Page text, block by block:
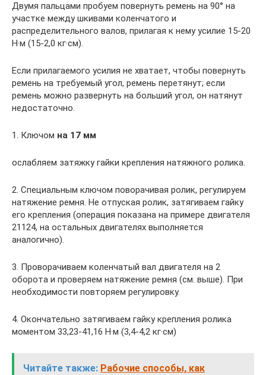
Двумя пальцами пробуем повернуть ремень на 90° на
участке между шкивами коленчатого и
распределительного валов, прилагая к нему усилие 15-20
Н·м (15-2,0 кг·см).
Если прилагаемого усилия не хватает, чтобы повернуть
ремень на требуемый угол, ремень перетянут; если
ремень можно развернуть на больший угол, он натянут
недостаточно.
1. Ключом на 17 мм
ослабляем затяжку гайки крепления натяжного ролика.
2. Специальным ключом поворачивая ролик, регулируем
натяжение ремня. Не отпуская ролик, затягиваем гайку
его крепления (операция показана на примере двигателя
21124, на остальных двигателях выполняется
аналогично).
3. Проворачиваем коленчатый вал двигателя на 2
оборота и проверяем натяжение ремня (см. выше). При
необходимости повторяем регулировку.
4. Окончательно затягиваем гайку крепления ролика
моментом 33,23-41,16 Н·м (3,4-4,2 кг·см)
Читайте также: Рабочие способы, как